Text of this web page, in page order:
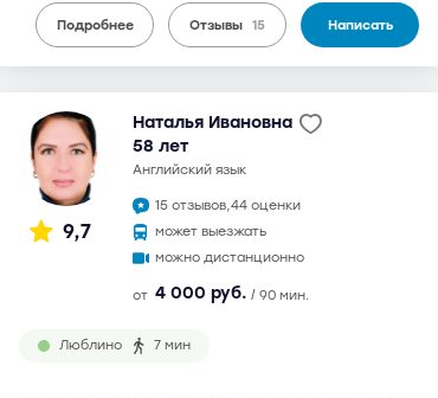
Подробнее Отзывы 15 Написать
9,7
Наталья Ивановна
58 лет
английский язык
15 отзывов,44 оценки
может выезжать
можно дистанционно
от 4 000 руб. / 90 мин.
Люблино 7 мин